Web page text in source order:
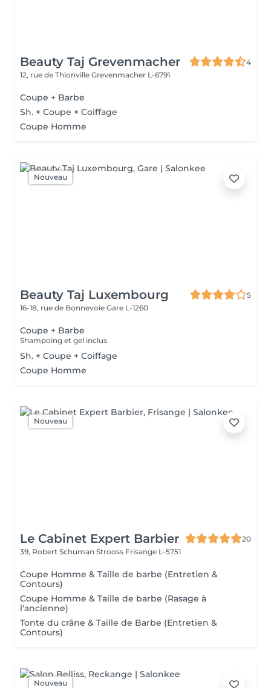
Beauty Taj Grevenmacher
4
12, rue de Thionville Grevenmacher L-6791
Coupe + Barbe
Sh. + Coupe + Coiffage
Coupe Homme
Nouveau
Beauty Taj Luxembourg
5
16-18, rue de Bonnevoie Gare L-1260
Coupe + Barbe
Shampoing et gel inclus
Sh. + Coupe + Coiffage
Coupe Homme
Nouveau
Le Cabinet Expert Barbier
20
39, Robert Schuman Strooss Frisange L-5751
Coupe Homme & Taille de barbe (Entretien &
Contours)
Coupe Homme & Taille de barbe (Rasage à
l'ancienne)
Tonte du crâne & Taille de Barbe (Entretien &
Contours)
Nouveau